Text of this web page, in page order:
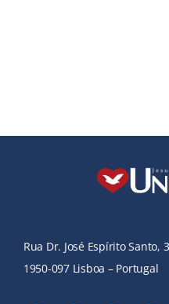
Rua Dr. José Espírito Santo,
1950-097 Lisboa – Portugal